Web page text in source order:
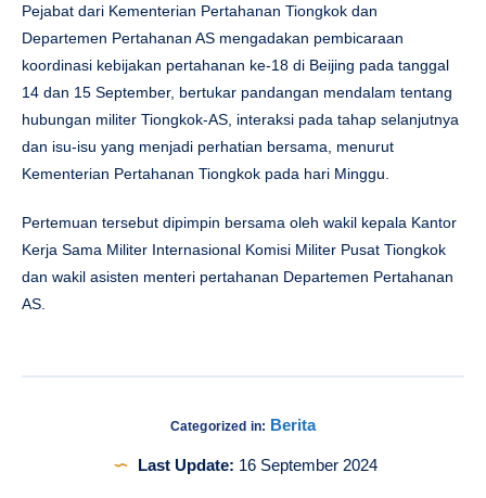
Pejabat dari Kementerian Pertahanan Tiongkok dan
Departemen Pertahanan AS mengadakan pembicaraan
koordinasi kebijakan pertahanan ke-18 di Beijing pada tanggal
14 dan 15 September, bertukar pandangan mendalam tentang
hubungan militer Tiongkok-AS, interaksi pada tahap selanjutnya
dan isu-isu yang menjadi perhatian bersama, menurut
Kementerian Pertahanan Tiongkok pada hari Minggu.
Pertemuan tersebut dipimpin bersama oleh wakil kepala Kantor
Kerja Sama Militer Internasional Komisi Militer Pusat Tiongkok
dan wakil asisten menteri pertahanan Departemen Pertahanan
AS.
Categorized in: Berita
Last Update: 16 September 2024